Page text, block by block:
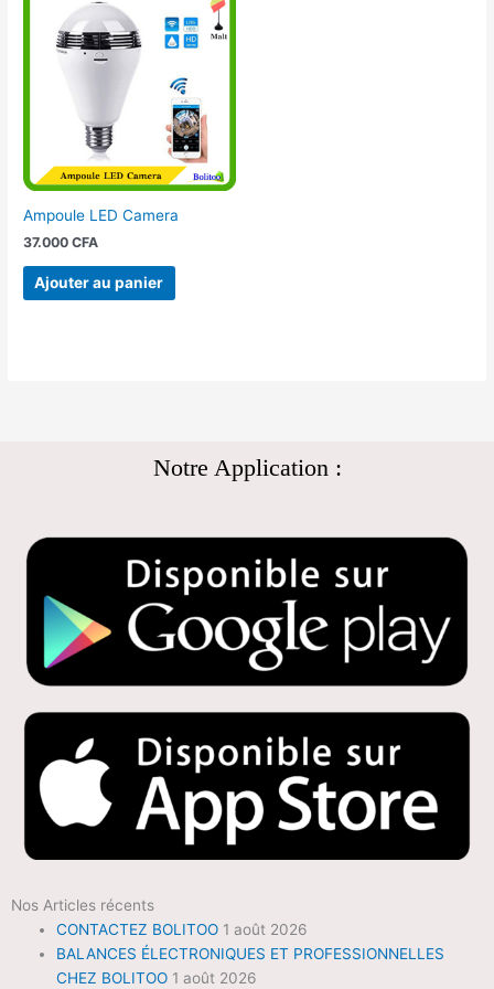
Ampoule LED Camera
37.000CFA
Ajouter au panier
Notre Application :
Nos Articles récents
CONTACTEZ BOLITOO 1 août 2026
BALANCES ÉLECTRONIQUES ET PROFESSIONNELLES
CHEZ BOLITOO 1 août 2026